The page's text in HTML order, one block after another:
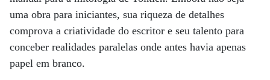
uma obra para iniciantes, sua riqueza de detalhes
comprova a criatividade do escritor e seu talento para
conceber realidades paralelas onde antes havia apenas
papel em branco.